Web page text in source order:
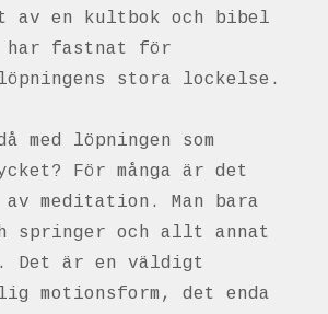
av en kultbok och bibel
har fastnat för
stora lockelse.
med löpningen som
För många är det
av meditation. Man bara
springer och allt annat
är en väldigt
motionsform, det enda